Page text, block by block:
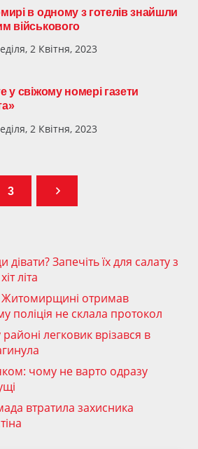
в одному з готелів знайшли
військового
2 Квітня, 2023
у свіжому номері газети
2 Квітня, 2023
3
Запечіть їх для салату з
літа
Житомирщині отримав
поліція не склала протокол
легковик врізався в
чому не варто одразу
втратила захисника